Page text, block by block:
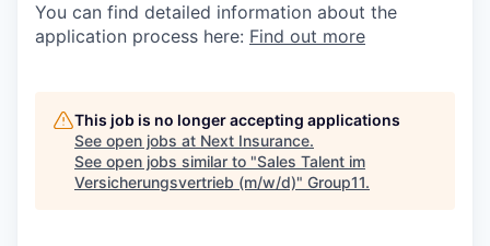
You can find detailed information about the
application process here: Find out more
This job is no longer accepting applications
See open jobs at Next Insurance.
See open jobs similar to "Sales Talent im
Versicherungsvertrieb (m/w/d)" Group11.